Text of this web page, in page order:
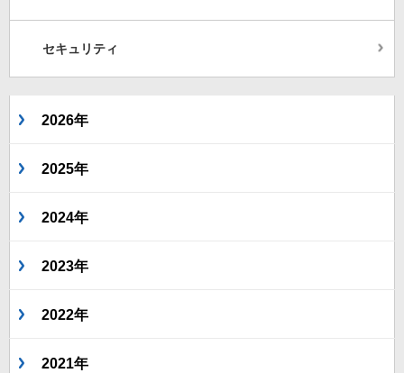
セキュリティ
2026年
2025年
2024年
2023年
2022年
2021年